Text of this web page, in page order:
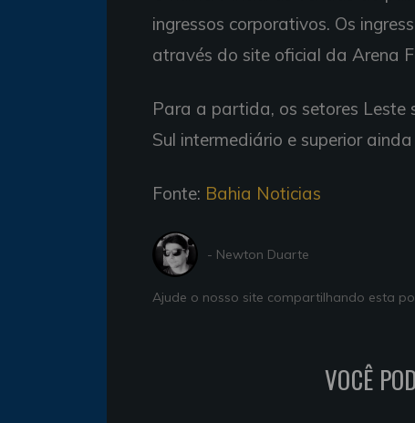
ingressos corporativos. Os
através do site oficial da Arena
Para a partida, os setores Leste
Sul intermediário e superior
Fonte: Bahia Noticias
- Newton Duarte
Ajude o nosso site compartilhando esta
VOCÊ